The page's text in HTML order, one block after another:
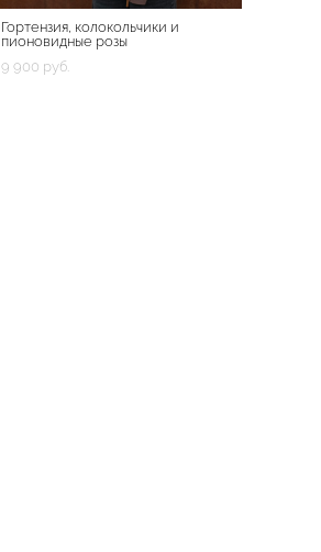
Гортензия, колокольчики и
пионовидные розы
9 900 pуб.